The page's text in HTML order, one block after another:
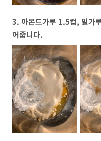
3. 아몬드가루 1.5컵, 밀가
어줍니다.